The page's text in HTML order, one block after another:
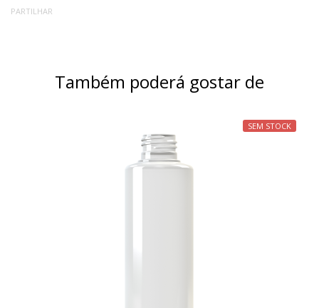
PARTILHAR
Também poderá gostar de
SEM STOCK